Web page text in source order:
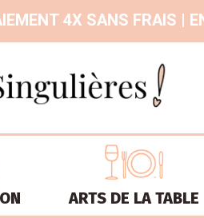
4X SANS FRAIS |
ARTS DE LA TABLE